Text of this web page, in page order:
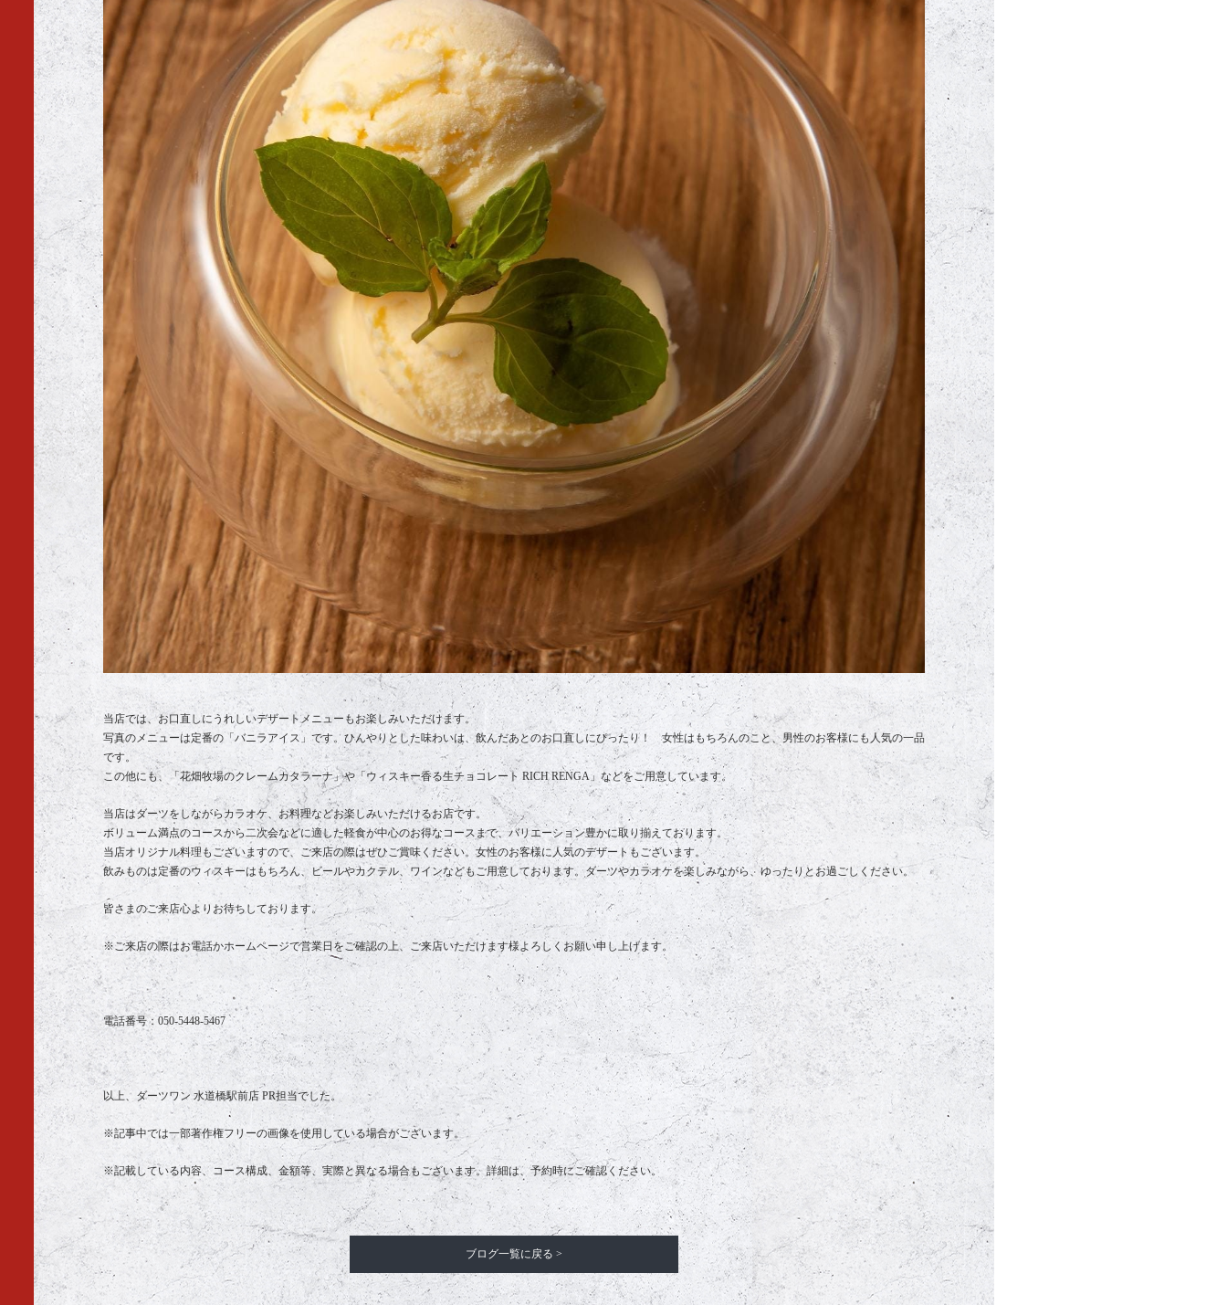
当店では、お口直しにうれしいデザートメニューもお楽しみいただけます。
写真のメニューは定番の「バニラアイス」です。ひんやりとした味わいは、飲んだあとのお口直しにぴったり！ 女性はもちろんのこと、男性のお客様にも人気の一品
です。
この他にも、「花畑牧場のクレームカタラーナ」や「ウィスキー香る生チョコレート RICH RENGA」などをご用意しています。
当店はダーツをしながらカラオケ、お料理などお楽しみいただけるお店です。
ボリューム満点のコースから二次会などに適した軽食が中心のお得なコースまで、バリエーション豊かに取り揃えております。
当店オリジナル料理もございますので、ご来店の際はぜひご賞味ください。女性のお客様に人気のデザートもございます。
飲みものは定番のウィスキーはもちろん、ビールやカクテル、ワインなどもご用意しております。ダーツやカラオケを楽しみながら、ゆったりとお過ごしください。
皆さまのご来店心よりお待ちしております。
※ご来店の際はお電話かホームページで営業日をご確認の上、ご来店いただけます様よろしくお願い申し上げます。
電話番号：050-5448-5467
以上、ダーツワン 水道橋駅前店 PR担当でした。
※記事中では一部著作権フリーの画像を使用している場合がございます。
※記載している内容、コース構成、金額等、実際と異なる場合もございます。詳細は、予約時にご確認ください。
ブログ一覧に戻る >